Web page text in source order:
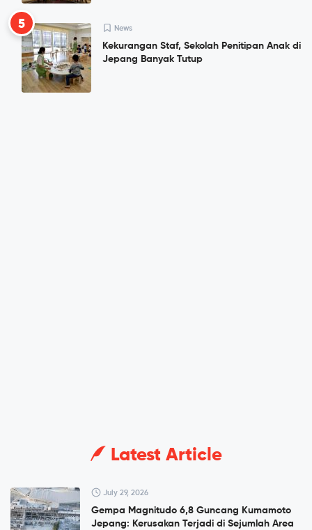
5 News
Kekurangan Staf, Sekolah Penitipan Anak di
Jepang Banyak Tutup
Latest Article
July 29, 2026
Gempa Magnitudo 6,8 Guncang Kumamoto
Jepang: Kerusakan Terjadi di Sejumlah Area